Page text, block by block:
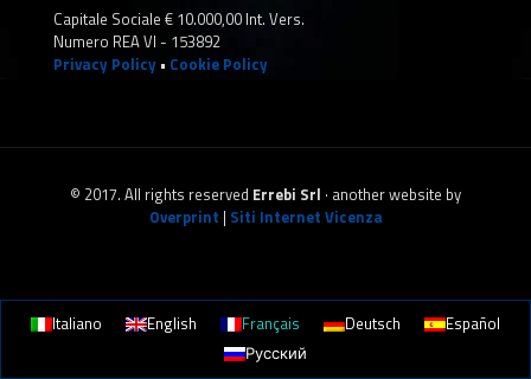
Capitale Sociale € 10.000,00 Int. Vers.
Numero REA VI - 153892
Privacy Policy • Cookie Policy
© 2017. All rights reserved Errebi Srl · another website by
Overprint | Siti Internet Vicenza
Italiano English Français Deutsch
Español
Русский